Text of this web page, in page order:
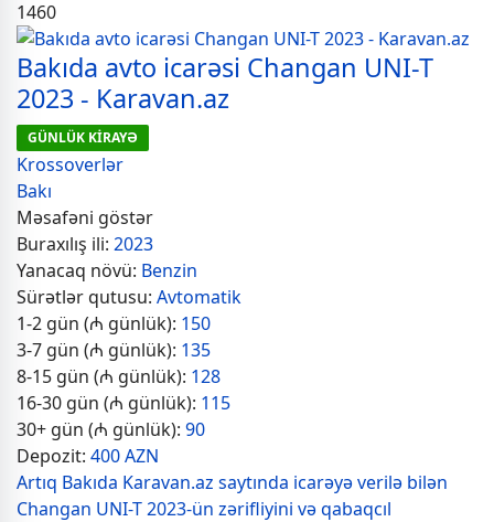
1460
Bakıda avto icarəsi Changan UNI-T
2023 - Karavan.az
GÜNLÜK KİRAYƏ
Krossoverlər
Bakı
Məsafəni göstər
Buraxılış ili: 2023
Yanacaq növü: Benzin
Sürətlər qutusu: Avtomatik
1-2 gün (₼ günlük): 150
3-7 gün (₼ günlük): 135
8-15 gün (₼ günlük): 128
16-30 gün (₼ günlük): 115
30+ gün (₼ günlük): 90
Depozit: 400 AZN
Artıq Bakıda Karavan.az saytında icarəyə verilə bilən
Changan UNI-T 2023-ün zərifliyini və qabaqcıl